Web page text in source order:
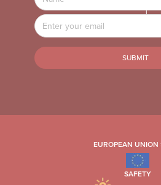
Email
Address
EUROPEAN UNION
SAFETY